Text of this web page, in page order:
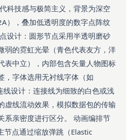
科技感与极简主义，背景为深空
），叠加低透明度的数字点阵纹
设计：圆形节点采用半透明磨砂
弱的霓虹光晕（青色代表友方，洋
表中立），内部包含矢量人物图标
，字体选用无衬线字体（如
设计：连接线为细致的白色或浅
虚线流动效果，模拟数据包的传输
系亲密度进行区分。 动画编排节
节点通过缩放弹跳（Elastic